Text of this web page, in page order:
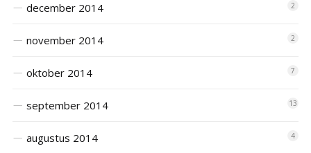
december 2014 2
november 2014 2
oktober 2014 7
september 2014 13
augustus 2014 4